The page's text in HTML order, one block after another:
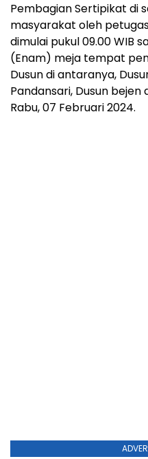
Pembagian Sertipikat di
masyarakat oleh
dimulai pukul 09.00 WIB
(Enam) meja tempat
Dusun di antaranya,
Pandansari, Dusun bejen
Rabu, 07 Februari 2024.